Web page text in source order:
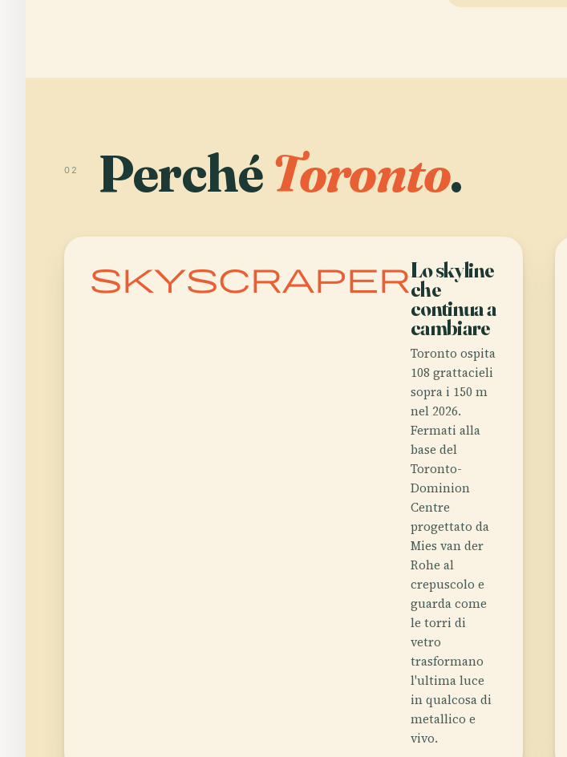
02 Perché Toronto.
skyscraperLo skyline
che
continua a
cambiare
Toronto ospita
108 grattacieli
sopra i 150 m
nel 2026.
Fermati alla
base del
Toronto-
Dominion
Centre
progettato da
Mies van der
Rohe al
crepuscolo e
guarda come
le torri di
vetro
trasformano
l'ultima luce
in qualcosa di
metallico e
vivo.